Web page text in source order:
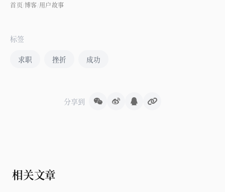
首页 博客 用户故事
标签
求职 挫折 成功
分享到
相关文章